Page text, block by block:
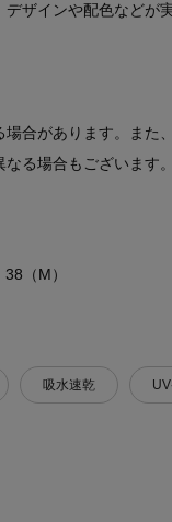
ザインや配色などが
合があります。また
る場合もございます。
（M）
吸水速乾